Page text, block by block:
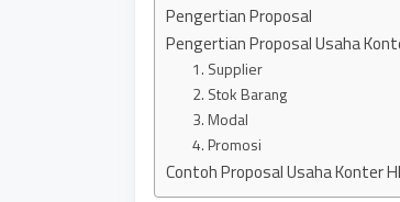
Pengertian Proposal
Pengertian Proposal Usaha
1. Supplier
2. Stok Barang
3. Modal
4. Promosi
Contoh Proposal Usaha Konter